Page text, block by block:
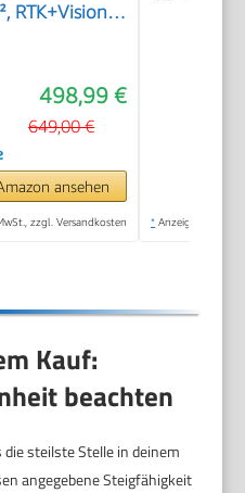
RTK+Vision-
0,7 m
Stellen
498,99 €
649,00 €
ansehen
zzgl. Versandkosten * Anzeige
Kauf:
beachten
die steilste Stelle in deinem
angegebene Steigfähigkeit